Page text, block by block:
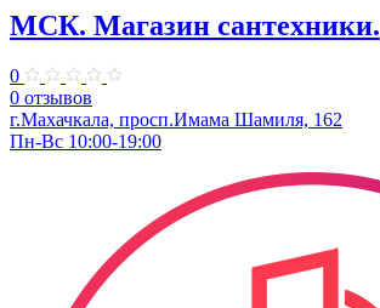
МСК. Магазин сантехники.
0
0 отзывов
г.Махачкала, просп.Имама Шамиля, 162
Пн-Вс 10:00-19:00